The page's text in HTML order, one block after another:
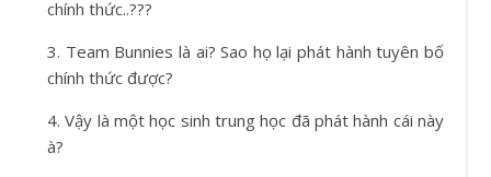
chính thức..???
3. Team Bunnies là ai? Sao họ lại phát hành tuyên bố
chính thức được?
4. Vậy là một học sinh trung học đã phát hành cái này
à?